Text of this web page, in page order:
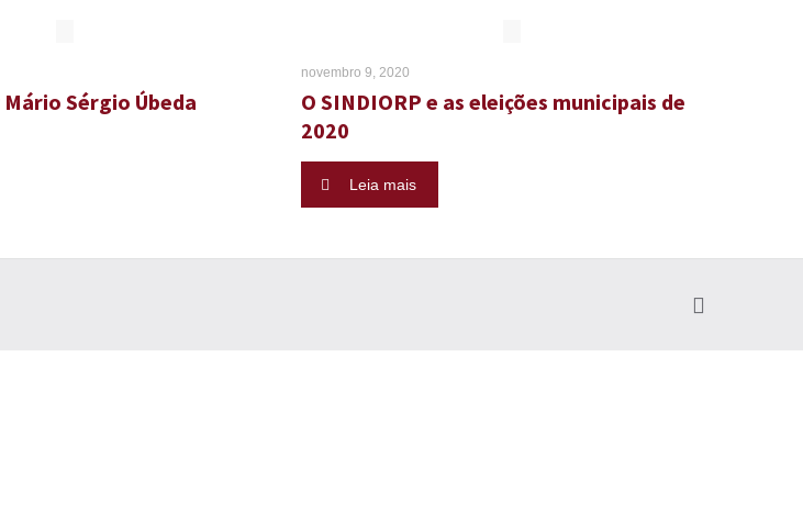
Sérgio Úbeda
novembro 9, 2020
O SINDIORP e as eleições municipais de
2020
Leia mais